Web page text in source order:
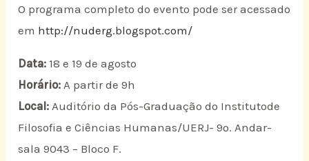
O programa completo do evento pode ser acessado
em http://nuderg.blogspot.com/
Data: 18 e 19 de agosto
Horário: A partir de 9h
Local: Auditório da Pós-Graduação do Institutode
Filosofia e Ciências Humanas/UERJ- 9º. Andar-
sala 9043 – Bloco F.